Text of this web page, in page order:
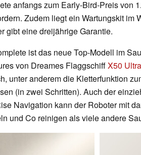
anfangs zum Early-Bird-Preis von
Zudem liegt ein Wartungskit im
gibt eine dreijährige Garantie.
ist das neue Top-Modell im
von Dreames FlaggschiffX50
unter anderem die Kletterfunktion
(in zwei Schritten). Auch der
Navigation kann der Roboter mit
und Co reinigen als viele andere